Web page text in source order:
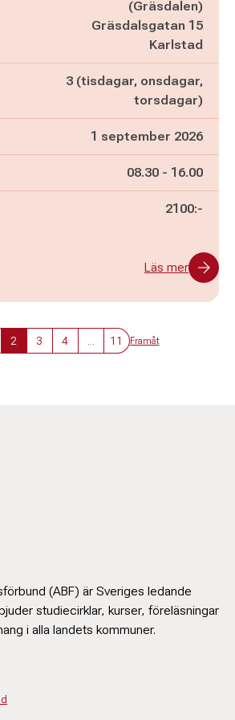
(Gräsdalen)
Gräsdalsgatan 15
Karlstad
3 (tisdagar, onsdagar,
torsdagar)
1 september 2026
Pågår mellan
08.30 - och
16.00
2100:-
Läs mer
2 3 4 11 Framåt
(ABF) är Sveriges ledande
studiecirklar, kurser, föreläsningar
i alla landets kommuner.